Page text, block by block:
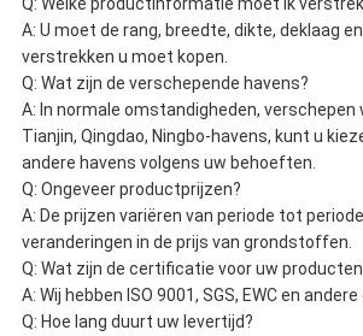
A: U moet de rang, breedte, dikte, deklaag
verstrekken u moet kopen.
Q: Wat zijn de verschepende havens?
A: In normale omstandigheden, verschepen
Tianjin, Qingdao, Ningbo-havens, kunt u
andere havens volgens uw behoeften.
Q: Ongeveer productprijzen?
A: De prijzen variëren van periode tot
veranderingen in de prijs van grondstoffen.
Q: Wat zijn de certificatie voor uw
A: Wij hebben ISO 9001, SGS, EWC en
Q: Hoe lang duurt uw levertijd?